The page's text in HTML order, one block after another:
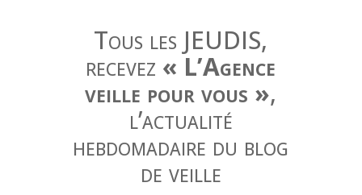
Tous les JEUDIS,
recevez « L’Agence
veille pour vous »,
l’actualité
hebdomadaire du blog
de veille